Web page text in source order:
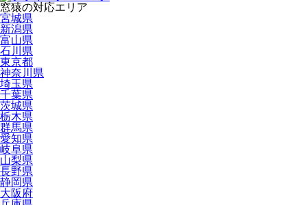
窓猿の対応エリア
宮城県
新潟県
富山県
石川県
東京都
神奈川県
埼玉県
千葉県
茨城県
栃木県
群馬県
愛知県
岐阜県
山梨県
長野県
静岡県
大阪府